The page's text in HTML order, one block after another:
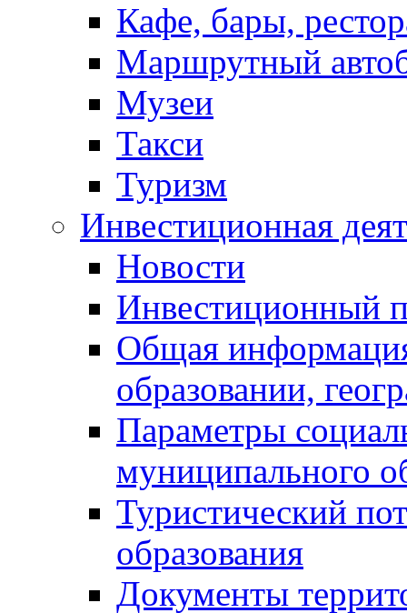
Кафе, бары,
Маршрутный
Музеи
Такси
Туризм
Инвестиционная
Новости
Инвестиционный
Общая
образовании,
Параметры
муниципального
Туристический
образования
Документы